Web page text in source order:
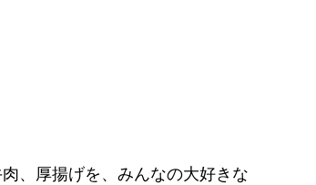
、厚揚げを、みんなの大好きな